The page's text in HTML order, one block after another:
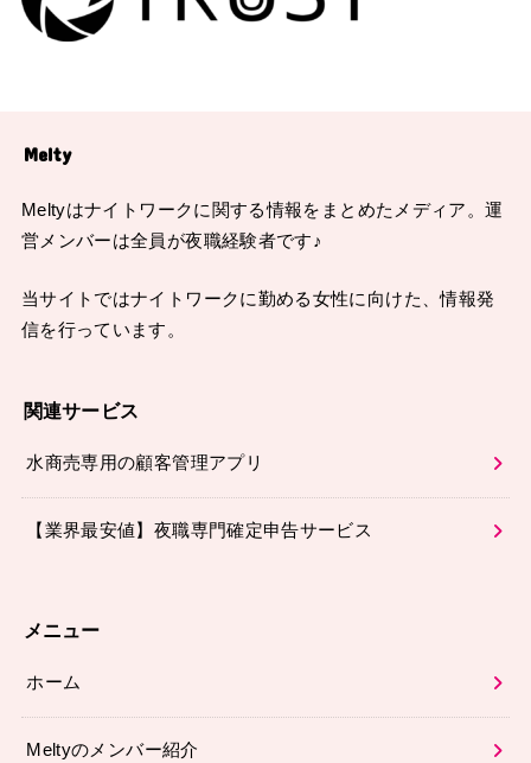
Melty
Meltyはナイトワークに関する情報をまとめたメディア。運
営メンバーは全員が夜職経験者です♪
当サイトではナイトワークに勤める女性に向けた、情報発
信を行っています。
関連サービス
水商売専用の顧客管理アプリ
【業界最安値】夜職専門確定申告サービス
メニュー
ホーム
Meltyのメンバー紹介